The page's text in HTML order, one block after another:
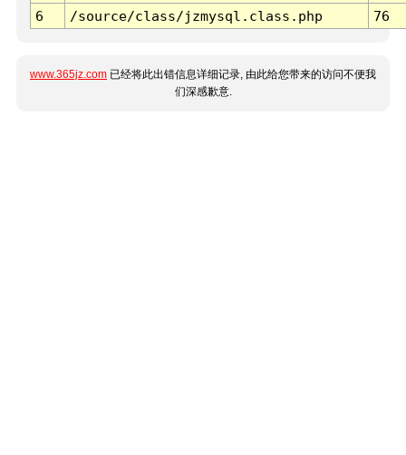
6
/source/class/jzmysql.class.php 76
www.365jz.com 已经将此出错信息详细记录, 由此给您带来的访问不便我
们深感歉意.